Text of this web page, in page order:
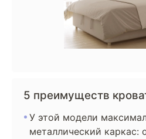
5 преимуществ
У этой модели
металлический каркас: